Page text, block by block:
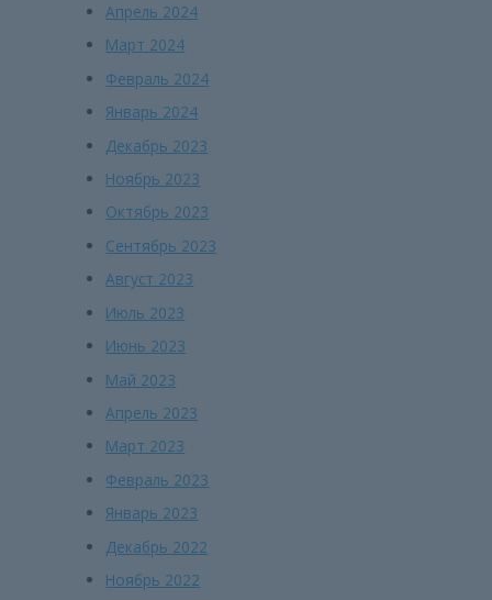
Апрель 2024
Март 2024
Февраль 2024
Январь 2024
Декабрь 2023
Ноябрь 2023
Октябрь 2023
Сентябрь 2023
Август 2023
Июль 2023
Июнь 2023
Май 2023
Апрель 2023
Март 2023
Февраль 2023
Январь 2023
Декабрь 2022
Ноябрь 2022